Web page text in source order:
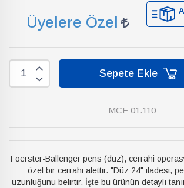
Üyelere Özel
Sepete Ekle
MCF 01.110
Foerster-Ballenger pens (düz), cerrahi
özel bir cerrahi alettir. "Düz 24" ifadesi,
uzunluğunu belirtir. İşte bu ürünün detaylı